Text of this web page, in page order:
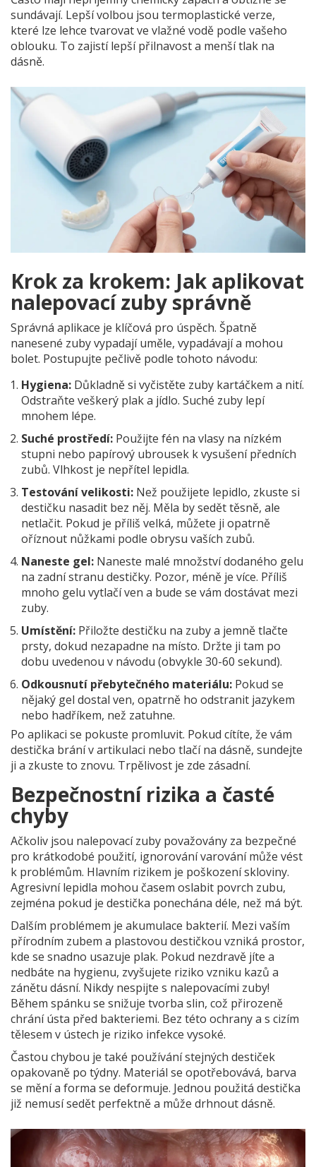
sundávají. Lepší volbou jsou termoplastické verze,
které lze lehce tvarovat ve vlažné vodě podle vašeho
oblouku. To zajistí lepší přilnavost a menší tlak na
dásně.
Krok za krokem: Jak aplikovat
nalepovací zuby správně
Správná aplikace je klíčová pro úspěch. Špatně
nanesené zuby vypadají uměle, vypadávají a mohou
bolet. Postupujte pečlivě podle tohoto návodu:
Hygiena: Důkladně si vyčistěte zuby kartáčkem a nití.
Odstraňte veškerý plak a jídlo. Suché zuby lepí
mnohem lépe.
Suché prostředí: Použijte fén na vlasy na nízkém
stupni nebo papírový ubrousek k vysušení předních
zubů. Vlhkost je nepřítel lepidla.
Testování velikosti: Než použijete lepidlo, zkuste si
destičku nasadit bez něj. Měla by sedět těsně, ale
netlačit. Pokud je příliš velká, můžete ji opatrně
oříznout nůžkami podle obrysu vaších zubů.
Naneste gel: Naneste malé množství dodaného gelu
na zadní stranu destičky. Pozor, méně je více. Příliš
mnoho gelu vytlačí ven a bude se vám dostávat mezi
zuby.
Umístění: Přiložte destičku na zuby a jemně tlačte
prsty, dokud nezapadne na místo. Držte ji tam po
dobu uvedenou v návodu (obvykle 30-60 sekund).
Odkousnutí přebytečného materiálu: Pokud se
nějaký gel dostal ven, opatrně ho odstranit jazykem
nebo hadříkem, než zatuhne.
Po aplikaci se pokuste promluvit. Pokud cítíte, že vám
destička brání v artikulaci nebo tlačí na dásně, sundejte
ji a zkuste to znovu. Trpělivost je zde zásadní.
Bezpečnostní rizika a časté
chyby
Ačkoliv jsou nalepovací zuby považovány za bezpečné
pro krátkodobé použití, ignorování varování může vést
k problémům. Hlavním rizikem je poškození skloviny.
Agresivní lepidla mohou časem oslabit povrch zubu,
zejména pokud je destička ponechána déle, než má být.
Dalším problémem je akumulace bakterií. Mezi vaším
přírodním zubem a plastovou destičkou vzniká prostor,
kde se snadno usazuje plak. Pokud nezdravě jíte a
nedbáte na hygienu, zvyšujete riziko vzniku kazů a
zánětu dásní. Nikdy nespijte s nalepovacími zuby!
Během spánku se snižuje tvorba slin, což přirozeně
chrání ústa před bakteriemi. Bez této ochrany a s cizím
tělesem v ústech je riziko infekce vysoké.
Častou chybou je také používání stejných destiček
opakovaně po týdny. Materiál se opotřebovává, barva
se mění a forma se deformuje. Jednou použitá destička
již nemusí sedět perfektně a může drhnout dásně.